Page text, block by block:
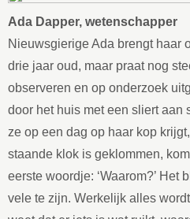
Ada Dapper, wetenschapper
Nieuwsgierige Ada brengt haar
drie jaar oud, maar praat nog
observeren en op onderzoek
door het huis met een sliert aan
ze op een dag op haar kop krijgt,
staande klok is geklommen, ko
eerste woordje: ‘Waarom?’ Het
vele te zijn. Werkelijk alles